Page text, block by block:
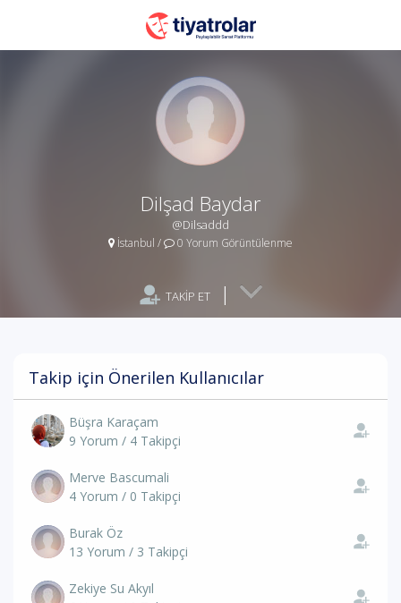
Dilşad Baydar
@Dilsaddd
İstanbul / 0 Yorum Görüntülenme
TAKİP ET |
Takip için Önerilen Kullanıcılar
Büşra Karaçam
9 Yorum / 4 Takipçi
Merve Bascumali
4 Yorum / 0 Takipçi
Burak Öz
13 Yorum / 3 Takipçi
Zekiye Su Akyıl